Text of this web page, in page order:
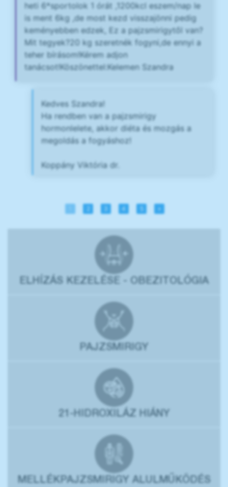
heti 6*sportolok 1 órát ,1200kcl eszem/nap le
is ment 6kg ,de most kezd visszajönni pedig
keményebben edzek, Ez a pajzsmirigytől van?
Mit tegyek?20 kg szeretnék fogyni,de ennyi a
teher bírásom!Kérem adjon
tanácsot!Köszönettel:Kelemen Szandra
Kedves Szandra!
Ha rendben van a pajzsmirigy
hormonlelete, akkor diéta és mozgás a
megoldás a fogyáshoz!
Koppány Viktória dr.
4 »
ELHÍZÁS KEZELÉSE - OBEZITOLÓGIA
PAJZSMIRIGY
21-HIDROXILÁZ HIÁNY
MELLÉKPAJZSMIRIGY ALULMŰKÖDÉS